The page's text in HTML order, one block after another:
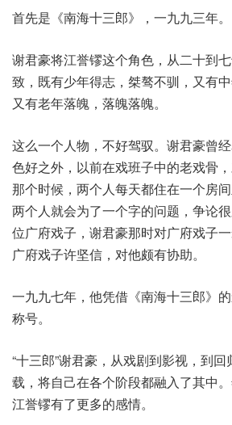
首先是《南海十三郎》，一九九三年。
谢君豪将江誉镠这个角色，从二十到
致，既有少年得志，桀骜不驯，又有
又有老年落魄，落魄落魄。
这么一个人物，不好驾驭。谢君豪曾
色好之外，以前在戏班子中的老戏骨，
那个时候，两个人每天都住在一个房
两个人就会为了一个字的问题，争论
位广府戏子，谢君豪那时对广府戏子
广府戏子许坚信，对他颇有协助。
一九九七年，他凭借《南海十三郎》
称号。
“十三郎”谢君豪，从戏剧到影视，到
载，将自己在各个阶段都融入了其中
江誉镠有了更多的感情。